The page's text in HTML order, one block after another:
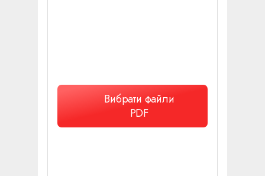
Вибрати файли
PDF